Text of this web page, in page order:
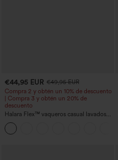
€44,95 EUR €49,95 EUR
Compra 2 y obtén un 10% de descuento
| Compra 3 y obtén un 20% de
descuento
Halara Flex™ vaqueros casual lavados
asimétricos de tiro bajo con bolsillos
con cremallera, corte baggy y pierna
ancha